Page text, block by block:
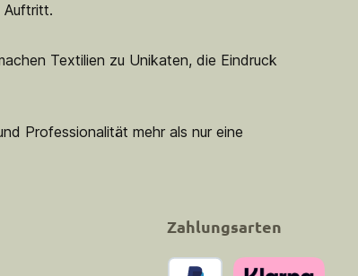
Auftritt.
Textilien zu Unikaten, die Eindruck
Professionalität mehr als nur eine
Zahlungsarten